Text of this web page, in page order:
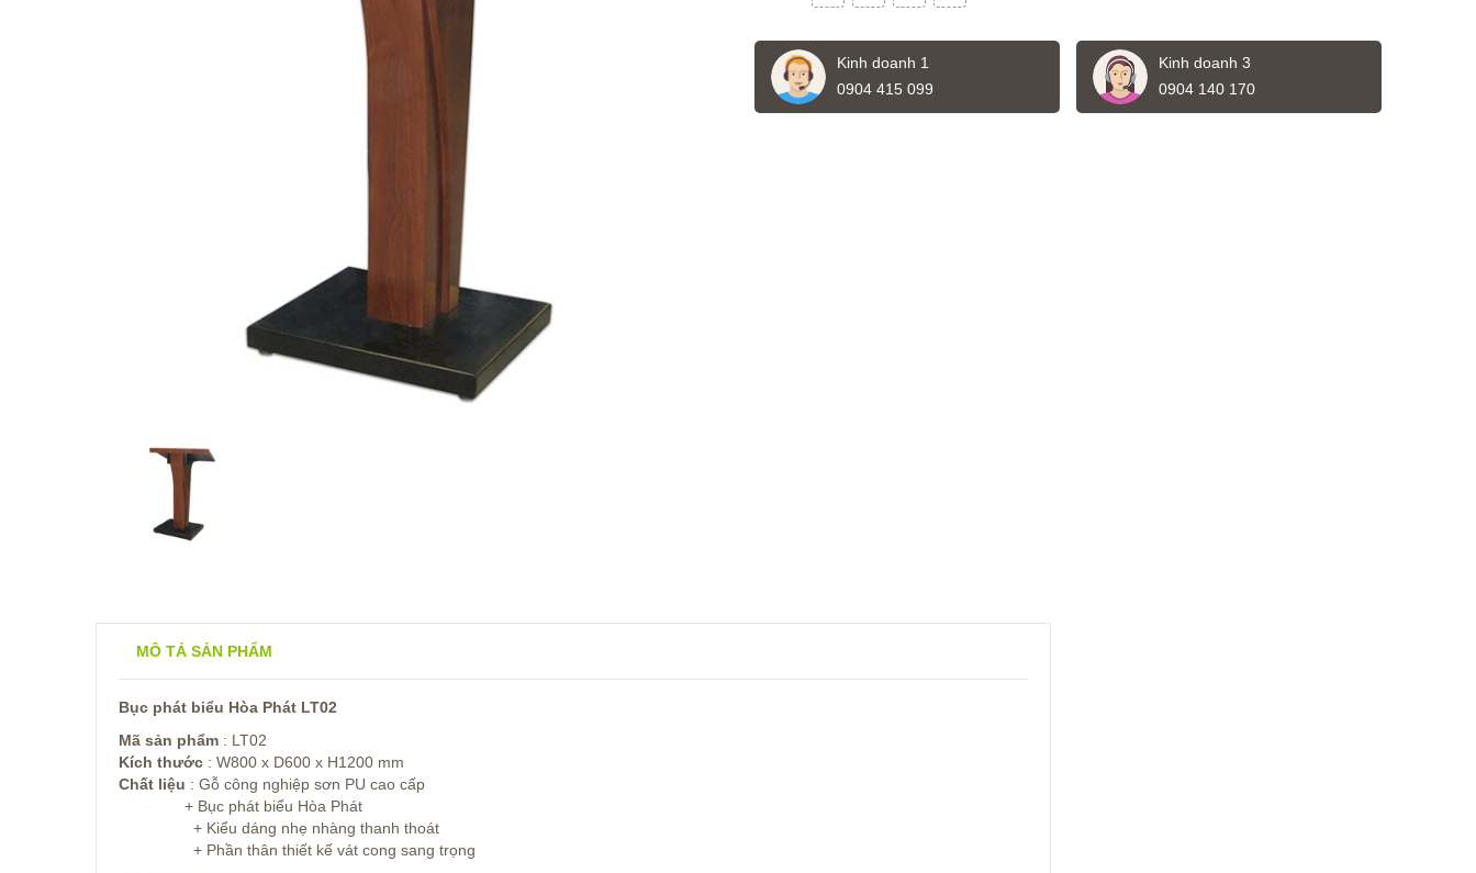
Kinh doanh 1
0904 415 099
Kinh doanh 3
0904 140 170
MÔ TẢ SẢN PHẨM
Bục phát biểu Hòa Phát LT02
Mã sản phẩm : LT02
Kích thước : W800 x D600 x H1200 mm
Chất liệu : Gỗ công nghiệp sơn PU cao cấp
+ Bục phát biểu Hòa Phát
+ Kiểu dáng nhẹ nhàng thanh thoát
+ Phần thân thiết kế vát cong sang trọng